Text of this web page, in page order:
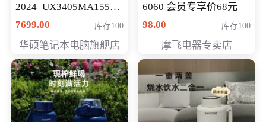
2024 UX3405MA155夜
空蓝 oled 智慧轻薄本 会
7699.00 库存100
华硕笔记本电脑旗舰店
6060 会员专享价68元
98.00
库存100
摩飞电器专卖店